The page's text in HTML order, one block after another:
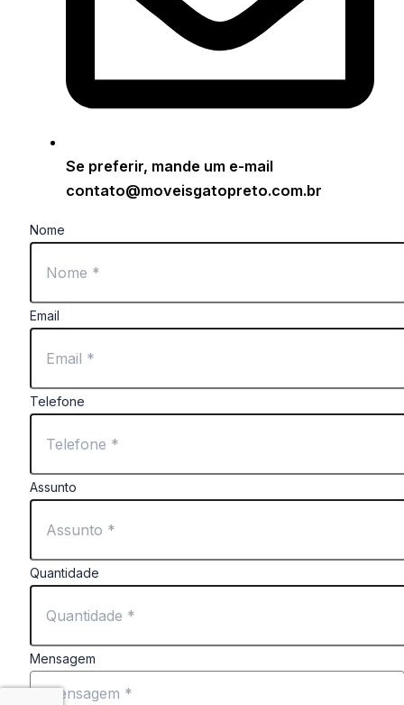
Se preferir, mande um e-mail
contato@moveisgatopreto.com.br
Nome
Email
Telefone
Assunto
Quantidade
Mensagem